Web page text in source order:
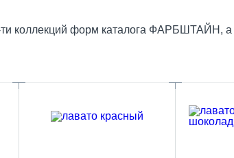
коллекций форм каталога ФАРБШТАЙН,